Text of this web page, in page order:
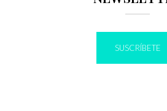
SUSCRÍBETE